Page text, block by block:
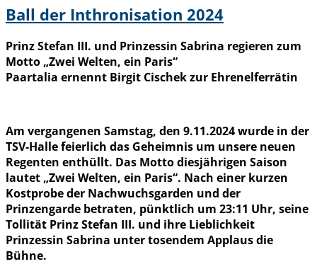
Ball der Inthronisation 2024
Prinz Stefan III. und Prinzessin Sabrina regieren zum
Motto „Zwei Welten, ein Paris“
Paartalia ernennt Birgit Cischek zur Ehrenelferrätin
Am vergangenen Samstag, den 9.11.2024 wurde in der
TSV-Halle feierlich das Geheimnis um unsere neuen
Regenten enthüllt. Das Motto diesjährigen Saison
lautet „Zwei Welten, ein Paris“. Nach einer kurzen
Kostprobe der Nachwuchsgarden und der
Prinzengarde betraten, pünktlich um 23:11 Uhr, seine
Tollität Prinz Stefan III. und ihre Lieblichkeit
Prinzessin Sabrina unter tosendem Applaus die
Bühne.